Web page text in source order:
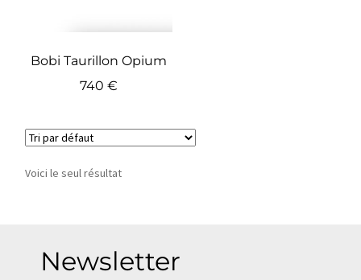
Bobi Taurillon Opium
740 €
Voici le seul résultat
Newsletter